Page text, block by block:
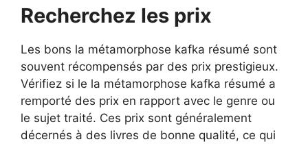
Recherchez les prix
Les bons la métamorphose kafka résumé sont
souvent récompensés par des prix prestigieux.
Vérifiez si le la métamorphose kafka résumé a
remporté des prix en rapport avec le genre ou
le sujet traité. Ces prix sont généralement
décernés à des livres de bonne qualité, ce qui